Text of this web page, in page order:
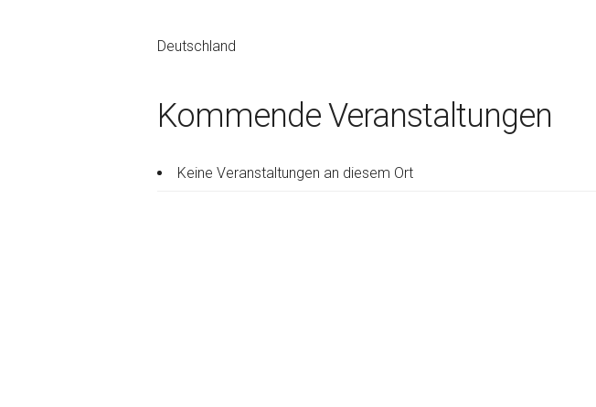
Deutschland
Kommende Veranstaltungen
Keine Veranstaltungen an diesem Ort